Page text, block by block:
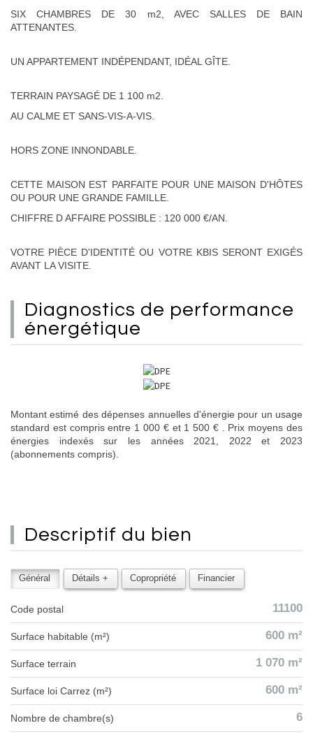
SIX CHAMBRES DE 30 m2, AVEC SALLES DE BAIN
ATTENANTES.
UN APPARTEMENT INDÉPENDANT, IDÉAL GÎTE.
TERRAIN PAYSAGÉ DE 1 100 m2.
AU CALME ET SANS-VIS-A-VIS.
HORS ZONE INNONDABLE.
CETTE MAISON EST PARFAITE POUR UNE MAISON D'HÔTES
OU POUR UNE GRANDE FAMILLE.
CHIFFRE D AFFAIRE POSSIBLE : 120 000 €/AN.
VOTRE PIÈCE D'IDENTITÉ OU VOTRE KBIS SERONT EXIGÉS
AVANT LA VISITE.
diagnostics de performance
énergétique
Montant estimé des dépenses annuelles d'énergie pour un usage
standard est compris entre 1 000 € et 1 500 € . Prix moyens des
énergies indexés sur les années 2021, 2022 et 2023
(abonnements compris).
descriptif du bien
Général Détails + Copropriété Financier
Code postal 11100
Surface habitable (m²) 600 m²
surface terrain 1 070 m²
Surface loi Carrez (m²) 600 m²
Nombre de chambre(s) 6